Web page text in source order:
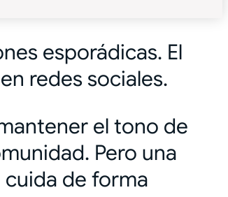
esporádicas. El
redes sociales.
el tono de
Pero una
de forma